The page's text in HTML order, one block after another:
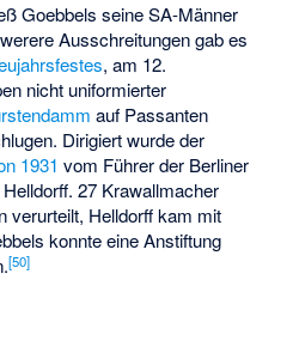
Goebbels seine SA-Männer
Ausschreitungen gab es
, am 12.
nicht uniformierter
auf Passanten
Dirigiert wurde der
1931 vom Führer der Berliner
. 27 Krawallmacher
verurteilt, Helldorff kam mit
konnte eine Anstiftung
[50]